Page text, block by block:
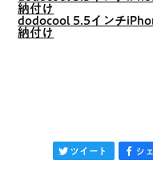
納付け
dodocool 5.5インチ
納付け
ツイート シ